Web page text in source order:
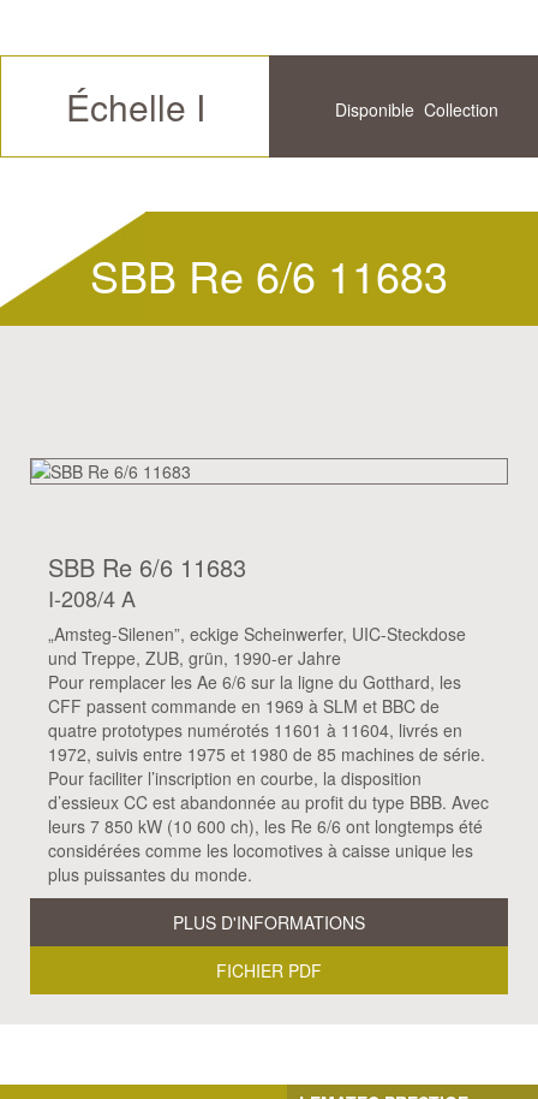
Échelle I Disponible Collection
SBB Re 6/6 11683
SBB Re 6/6 11683
I-208/4 A
„Amsteg-Silenen”, eckige Scheinwerfer, UIC-Steckdose
und Treppe, ZUB, grün, 1990-er Jahre
Pour remplacer les Ae 6/6 sur la ligne du Gotthard, les
CFF passent commande en 1969 à SLM et BBC de
quatre prototypes numérotés 11601 à 11604, livrés en
1972, suivis entre 1975 et 1980 de 85 machines de série.
Pour faciliter l’inscription en courbe, la disposition
d’essieux CC est abandonnée au profit du type BBB. Avec
leurs 7 850 kW (10 600 ch), les Re 6/6 ont longtemps été
considérées comme les locomotives à caisse unique les
plus puissantes du monde.
PLUS D'INFORMATIONS
FICHIER PDF